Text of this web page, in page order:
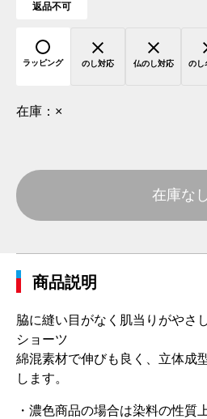
返品不可
ラッピング のし対応 仏のし対応 のし
在庫： ×
在庫なし
商品説明
脇に縫い目がなく肌当りがやさ
ショーツ
綿混素材で伸びも良く、立体成
します。
・濃色商品の場合は染料の性質